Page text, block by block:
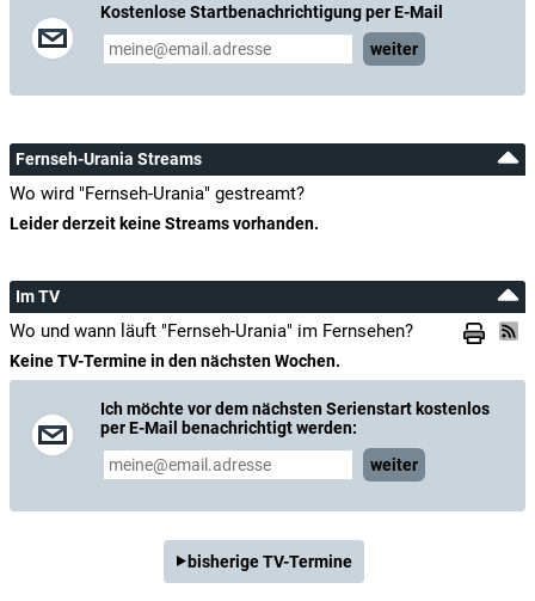
Kostenlose Startbenachrichtigung per E-Mail
weiter
Fernseh-Urania Streams
Wo wird "Fernseh-Urania" gestreamt?
Leider derzeit keine Streams vorhanden.
Im TV
Wo und wann läuft "Fernseh-Urania" im Fernsehen?
Keine TV-Termine in den nächsten Wochen.
Ich möchte vor dem nächsten Serienstart kostenlos
per E-Mail benachrichtigt werden:
weiter
bisherige TV-Termine